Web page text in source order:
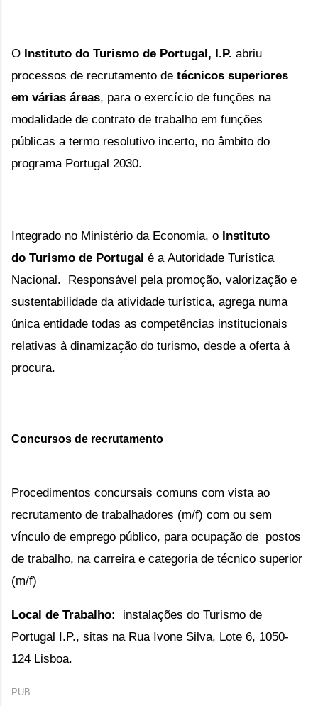
O Instituto do Turismo de Portugal, I.P. abriu
processos de recrutamento de técnicos superiores
em várias áreas, para o exercício de funções na
modalidade de contrato de trabalho em funções
públicas a termo resolutivo incerto, no âmbito do
programa Portugal 2030.
Integrado no Ministério da Economia, o Instituto
do Turismo de Portugal é a Autoridade Turística
Nacional.​​​​​​​​​​​​​​​​​ Responsável pela promoção, valorização e
sustentabilidade da atividade turística, agrega numa
única entidade todas as competências institucionais
relativas à dinamização do turismo, desde a oferta à
procura.
Concursos de recrutamento
Procedimentos concursais comuns com vista ao
recrutamento de trabalhadores (m/f) com ou sem
vínculo de emprego público, para ocupação de postos
de trabalho, na carreira e categoria de técnico superior
(m/f)
Local de Trabalho:
instalações do Turismo de
Portugal I.P., sitas na Rua Ivone Silva, Lote 6, 1050-
124 Lisboa.
PUB